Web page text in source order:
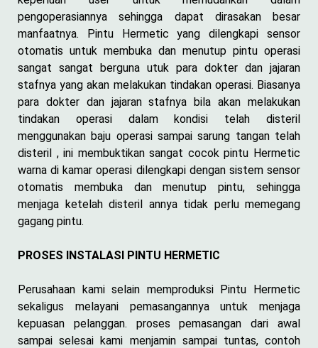
pengoperasiannya sehingga dapat dirasakan besar
manfaatnya. Pintu Hermetic yang dilengkapi sensor
otomatis untuk membuka dan menutup pintu operasi
sangat sangat berguna utuk para dokter dan jajaran
stafnya yang akan melakukan tindakan operasi. Biasanya
para dokter dan jajaran stafnya bila akan melakukan
tindakan operasi dalam kondisi telah disteril
menggunakan baju operasi sampai sarung tangan telah
disteril , ini membuktikan sangat cocok pintu Hermetic
warna di kamar operasi dilengkapi dengan sistem sensor
otomatis membuka dan menutup pintu, sehingga
menjaga ketelah disteril annya tidak perlu memegang
gagang pintu.
PROSES INSTALASI PINTU HERMETIC
Perusahaan kami selain memproduksi Pintu Hermetic
sekaligus melayani pemasangannya untuk menjaga
kepuasan pelanggan. proses pemasangan dari awal
sampai selesai kami menjamin sampai tuntas, contoh